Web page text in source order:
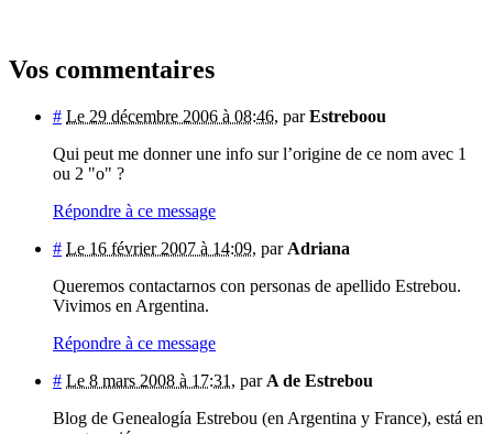
Vos commentaires
# Le 29 décembre 2006 à 08:46, parEstreboou
Qui peut me donner une info sur l’origine de ce nom avec 1
ou 2 "o" ?
Répondre à ce message
# Le 16 février 2007 à 14:09, par Adriana
Queremos contactarnos con personas de apellido Estrebou.
Vivimos en Argentina.
Répondre à ce message
# Le 8 mars 2008 à 17:31 , par A de Estrebou
Blog de Genealogía Estrebou (en Argentina y France), está en